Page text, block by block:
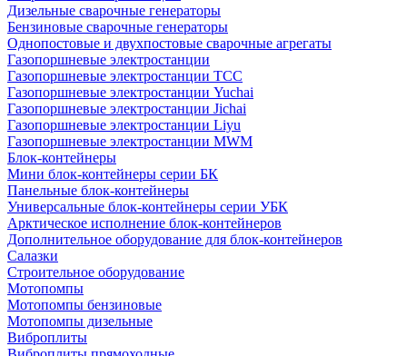
Дизельные сварочные генераторы
Бензиновые сварочные генераторы
Однопостовые и двухпостовые сварочные агрегаты
Газопоршневые электростанции
Газопоршневые электростанции ТСС
Газопоршневые электростанции Yuchai
Газопоршневые электростанции Jichai
Газопоршневые электростанции Liyu
Газопоршневые электростанции MWM
Блок-контейнеры
Мини блок-контейнеры серии БК
Панельные блок-контейнеры
Универсальные блок-контейнеры серии УБК
Арктическое исполнение блок-контейнеров
Дополнительное оборудование для блок-контейнеров
Салазки
Строительное оборудование
Мотопомпы
Мотопомпы бензиновые
Мотопомпы дизельные
Виброплиты